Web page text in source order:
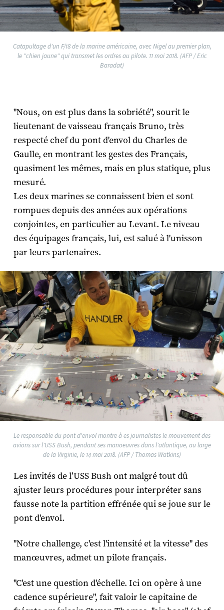
Catapultage d'un F/18 de la marine américaine, avec Nigel au premier plan,
le "chien jaune" qui transmet les ordres au pilote. 11 mai 2018. (AFP / Eric
Baradat)
"Nous, on est plus dans la sobriété", sourit le
lieutenant de vaisseau français Bruno, très
respecté chef du pont d'envol du Charles de
Gaulle, en montrant les gestes des Français,
quasiment les mêmes, mais en plus statique, plus
mesuré.
Les deux marines se connaissent bien et sont
rompues depuis des années aux opérations
conjointes, en particulier au Levant. Le niveau
des équipages français, lui, est salué à l'unisson
par leurs partenaires.
Le responsable du pont d'envol montre à es journalistes le mouvement des
avions sur l'USS Bush, pendant ses manoeuvres dans l'atlantique, au large
de la Virginie, le 14 mai 2018. (AFP / Thomas Watkins)
Les invités de l’USS Bush ont malgré tout dû
ajuster leurs procédures pour interpréter sans
fausse note la partition effrénée qui se joue sur le
pont d'envol.
"Notre challenge, c'est l'intensité et la vitesse" des
manœuvres, admet un pilote français.
"C'est une question d'échelle. Ici on opère à une
cadence supérieure", fait valoir le capitaine de